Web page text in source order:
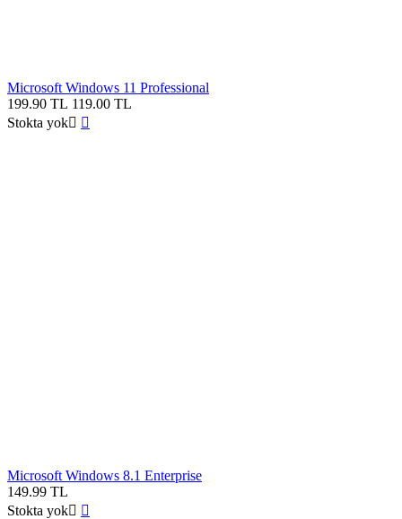
Microsoft Windows 11 Professional
199.90 TL 119.00 TL
Stokta yok 
Microsoft Windows 8.1 Enterprise
149.99 TL
Stokta yok 